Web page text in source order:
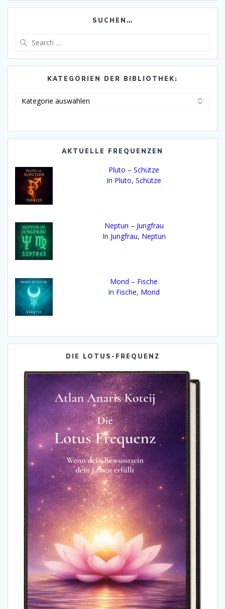
SUCHEN…
KATEGORIEN DER BIBLIOTHEK:
AKTUELLE FREQUENZEN
Pluto – Schütze
In Pluto,Schütze
Neptun – Jungfrau
In Jungfrau, Neptun
Mond – Fische
In Fische, Mond
DIE LOTUS-FREQUENZ